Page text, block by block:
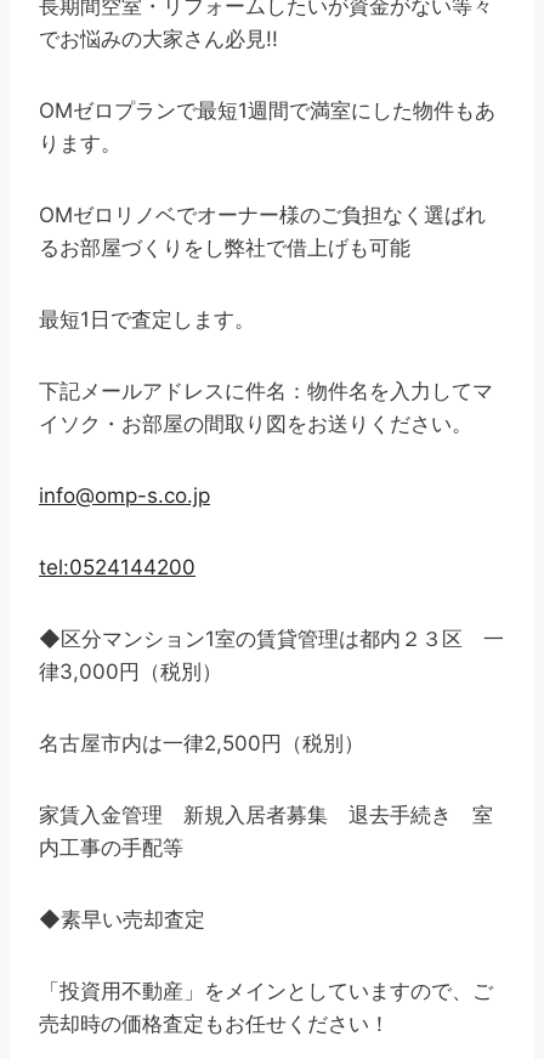
長期間空室・リフォームしたいが資金がない等々
でお悩みの大家さん必見!!
OMゼロプランで最短1週間で満室にした物件もあ
ります。
OMゼロリノベでオーナー様のご負担なく選ばれ
るお部屋づくりをし弊社で借上げも可能
最短1日で査定します。
下記メールアドレスに件名：物件名を入力してマ
イソク・お部屋の間取り図をお送りください。
info@omp-s.co.jp
tel:0524144200
◆区分マンション1室の賃貸管理は都内２３区 一
律3,000円（税別）
名古屋市内は一律2,500円（税別）
家賃入金管理 新規入居者募集 退去手続き 室
内工事の手配等
◆素早い売却査定
「投資用不動産」をメインとしていますので、ご
売却時の価格査定もお任せください！